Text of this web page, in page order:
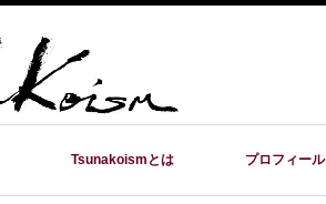
Tsunakoismとは プロフィール